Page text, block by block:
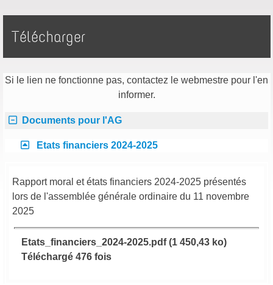
Télécharger
Si le lien ne fonctionne pas, contactez le webmestre pour l'en
informer.
Documents pour l'AG
Etats financiers 2024-2025
Rapport moral et états financiers 2024-2025 présentés
lors de l'assemblée générale ordinaire du 11 novembre
2025
Etats_financiers_2024-2025.pdf (1 450,43 ko)
Téléchargé 476 fois